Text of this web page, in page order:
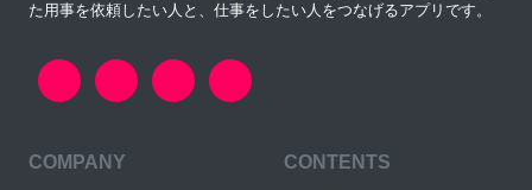
た用事を依頼したい人と、仕事をしたい人をつなげるアプリです。
COMPANY CONTENTS